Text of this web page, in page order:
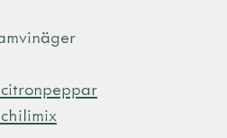
citronpeppar